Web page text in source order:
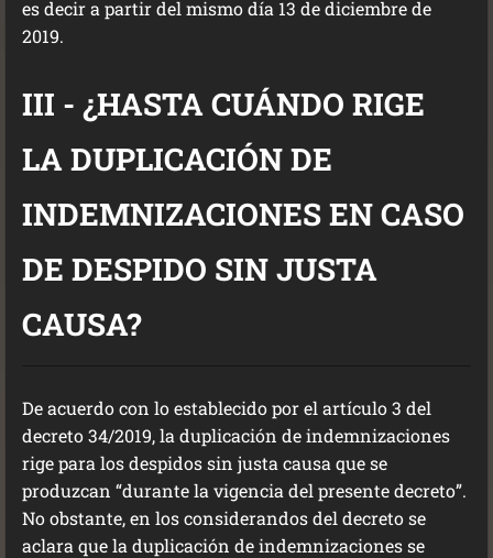
es decir a partir del mismo día 13 de diciembre de
2019.
III - ¿HASTA CUÁNDO RIGE
LA DUPLICACIÓN DE
INDEMNIZACIONES EN CASO
DE DESPIDO SIN JUSTA
CAUSA?
De acuerdo con lo establecido por el artículo 3 del
decreto 34/2019, la duplicación de indemnizaciones
rige para los despidos sin justa causa que se
produzcan “durante la vigencia del presente decreto”.
No obstante, en los considerandos del decreto se
aclara que la duplicación de indemnizaciones se